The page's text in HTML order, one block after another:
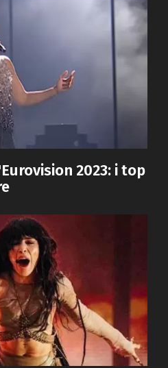
2023: i top